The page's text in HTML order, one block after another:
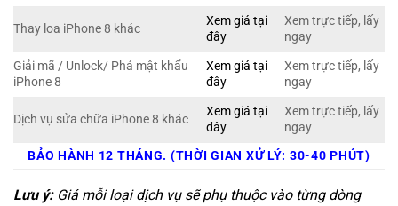
Thay loa iPhone 8 khác
Xem giá tại
đây
Xem trực tiếp, lấy
ngay
Giải mã / Unlock/ Phá mật khẩu
iPhone 8
Xem giá tại
đây
Xem trực tiếp, lấy
ngay
Dịch vụ sửa chữa iPhone 8 khác
Xem giá tại
đây
Xem trực tiếp, lấy
ngay
BẢO HÀNH 12 THÁNG. (THỜI GIAN XỬ LÝ: 30-40 PHÚT)
Lưu ý:Giá mỗi loại dịch vụ sẽ phụ thuộc vào từng dòng